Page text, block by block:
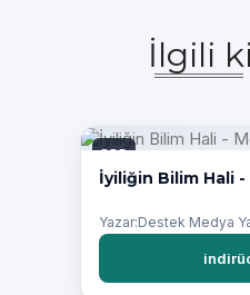
İlgili
PDF
İyiliğin Bilim Hali
Yazar:Destek Medya